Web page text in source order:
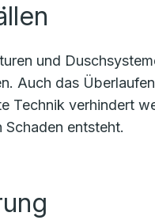
und
Auch das
Technik verhindert
Schaden entsteht.